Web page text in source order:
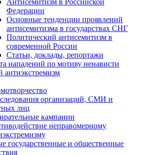
Антисемитизм в Российской
Федерации
Основные тенденции проявлений
антисемитизма в государствах СНГ
Политический антисемитизм в
современной России
Статьи, доклады, репортажи
нападений по мотиву ненависти
организаций, СМИ и
лиц
кампании
неправомерному
государственные и общественные